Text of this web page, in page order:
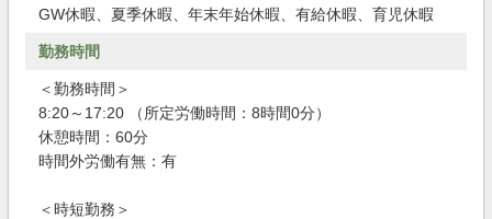
GW休暇、夏季休暇、年末年始休暇、有給休暇、育児休暇
勤務時間
＜勤務時間＞
8:20～17:20 （所定労働時間：8時間0分）
休憩時間：60分
時間外労働有無：有
＜時短勤務＞